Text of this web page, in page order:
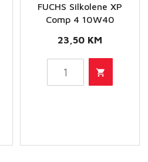
FUCHS Silkolene XP
Comp 4 10W40
23,50 KM
FUCHS
Silkolene
4